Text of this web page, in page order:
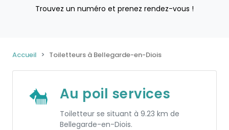
Trouvez un numéro et prenez rendez-vous !
Accueil Toiletteurs à Bellegarde-en-Diois
Au poil services
Toiletteur se situant à 9.23 km de
Bellegarde-en-Diois.